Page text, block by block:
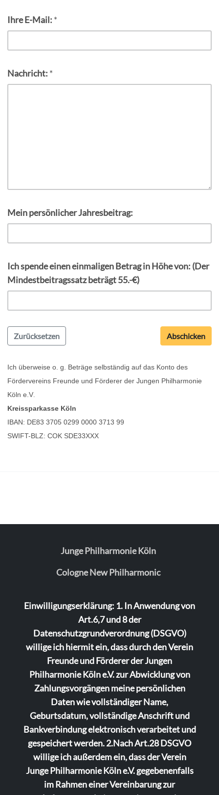
Ihre E-Mail: *
Nachricht: *
Mein persönlicher Jahresbeitrag:
Ich spende einen einmaligen Betrag in Höhe von: (Der
Mindestbeitragssatz beträgt 55.-€)
Ich überweise o. g. Beträge selbständig auf das Konto des
Fördervereins Freunde und Förderer der Jungen Philharmonie
Köln e.V
Kreissparkasse Köln
IBAN: DE83 3705 0299 0000 3713 99
SWIFT-BLZ: COK SDE33XXX
Junge Philharmonie Köln
Cologne New Philharmonic
Einwilligungserklärung: 1. In Anwendung von
Art.6,7 und 8 der
Datenschutzgrundverordnung (DSGVO)
willige ich hiermit ein, dass durch den Verein
Freunde und Förderer der Jungen
Philharmonie Köln e.V. zur Abwicklung von
Zahlungsvorgängen meine persönlichen
Daten wie vollständiger Name,
Geburtsdatum, vollständige Anschrift und
Bankverbindung elektronisch verarbeitet und
gespeichert werden. 2.Nach Art.28 DSGVO
willige ich außerdem ein, dass der Verein
Junge Philharmonie Köln e.V. gegebenenfalls
im Rahmen einer Vereinbarung zur